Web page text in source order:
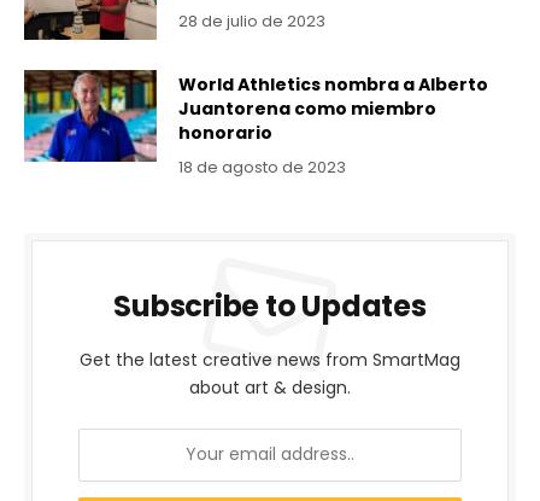
28 de julio de 2023
World Athletics nombra a Alberto
Juantorena como miembro
honorario
18 de agosto de 2023
Subscribe to Updates
Get the latest creative news from SmartMag
about art & design.